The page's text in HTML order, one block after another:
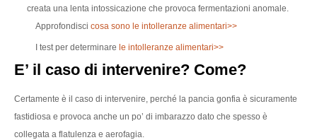
creata una lenta intossicazione che provoca fermentazioni anomale.
Approfondisci cosa sono le intolleranze alimentari>>
I test per determinare le intolleranze alimentari>>
E’ il caso di intervenire? Come?
Certamente è il caso di intervenire, perché la pancia gonfia è sicuramente
fastidiosa e provoca anche un po’ di imbarazzo dato che spesso è
collegata a flatulenza e aerofagia.